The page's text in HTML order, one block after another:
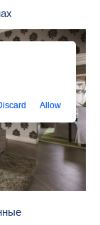
Allow